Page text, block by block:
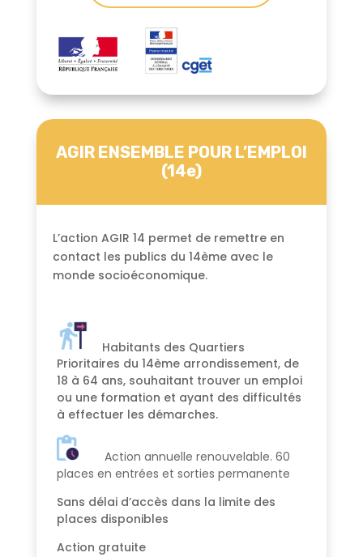
AGIR ENSEMBLE POUR L’EMPLOI
(14e)
L’action AGIR 14 permet de remettre en
contact les publics du 14ème avec le
monde socioéconomique.
Habitants des Quartiers
Prioritaires du 14ème arrondissement, de
18 à 64 ans, souhaitant trouver un emploi
ou une formation et ayant des difficultés
à effectuer les démarches.
Action annuelle renouvelable. 60
places en entrées et sorties permanente
Sans délai d’accès dans la limite des
places disponibles
Action gratuite